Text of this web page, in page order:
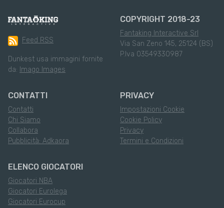
Feed RSS
Dunkest usa immagini fornite
da: Imago Images
COPYRIGHT 2018-23
Fantaking Interactive Srl
Via San Zeno 145, 25124 (BS)
P.Iva 03549330987
CONTATTI
Contatti
Chi Siamo
Collabora
Pubblicità: Adkaora
PRIVACY
Impostazioni Cookie
Cookie Policy
Privacy
Termini e Condizioni
ELENCO GIOCATORI
Giocatori NBA
Giocatori Eurolega
Giocatori Eurocup